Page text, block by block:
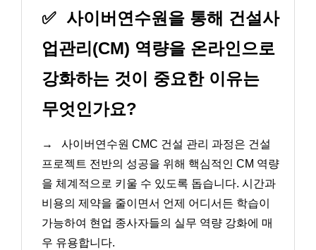
✅ 사이버연수원을 통해 건설사
업관리(CM) 역량을 온라인으로
강화하는 것이 중요한 이유는
무엇인가요?
→
사이버연수원 CMC 건설 관리 과정은 건설
프로젝트 전반의 성공을 위해 핵심적인 CM 역량
을 체계적으로 키울 수 있도록 돕습니다. 시간과
비용의 제약을 줄이면서 언제 어디서든 학습이
가능하여 현업 종사자들의 실무 역량 강화에 매
우 유용합니다.